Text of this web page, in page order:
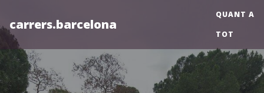
carrers.barcelona
QUANT A
TOT